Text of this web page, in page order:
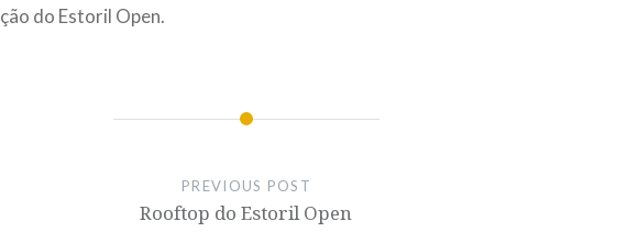
do Estoril Open.
PREVIOUS POST
Rooftop do Estoril Open